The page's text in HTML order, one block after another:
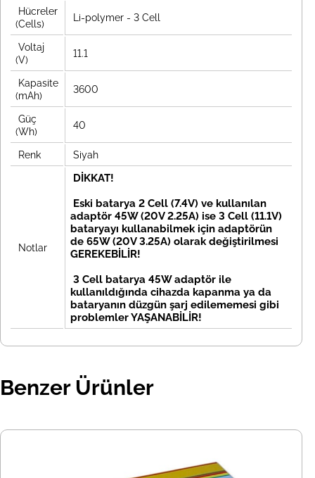
Hücreler
(Cells)
Li-polymer - 3 Cell
Voltaj
(V)
11.1
Kapasite
(mAh)
3600
Güç
(Wh)
40
Renk Siyah
Notlar
DİKKAT!
Eski batarya 2 Cell (7.4V) ve kullanılan
adaptör 45W (20V 2.25A) ise 3 Cell (11.1V)
bataryayı kullanabilmek için adaptörün
de 65W (20V 3.25A) olarak değiştirilmesi
GEREKEBİLİR!
3 Cell batarya 45W adaptör ile
kullanıldığında cihazda kapanma ya da
bataryanın düzgün şarj edilememesi gibi
problemler YAŞANABİLİR!
Benzer Ürünler